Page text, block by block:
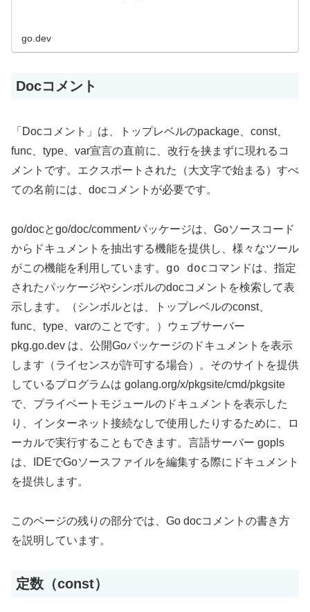
go.dev
Docコメント
「Docコメント」は、トップレベルのpackage、const、
func、type、var宣言の直前に、改行を挟まずに現れるコ
メントです。エクスポートされた（大文字で始まる）すべ
ての名前には、docコメントが必要です。
go/docとgo/doc/commentパッケージは、Goソースコード
からドキュメントを抽出する機能を提供し、様々なツール
がこの機能を利用しています。 go docコマンドは、指定
されたパッケージやシンボルのdocコメントを検索して表
示します。（シンボルとは、トップレベルのconst、
func、type、varのことです。）ウェブサーバー
pkg.go.dev は、公開Goパッケージのドキュメントを表示
します（ライセンスが許可する場合）。そのサイトを提供
しているプログラムは golang.org/x/pkgsite/cmd/pkgsite
で、プライベートモジュールのドキュメントを表示した
り、インターネット接続なしで使用したりするために、ロ
ーカルで実行することもできます。言語サーバー gopls
は、IDEでGoソースファイルを編集する際にドキュメント
を提供します。
このページの残りの部分では、Go docコメントの書き方
を説明しています。
定数（const）